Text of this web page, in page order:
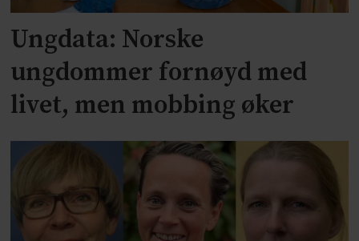
Ungdata: Norske
ungdommer fornøyd med
livet, men mobbing øker